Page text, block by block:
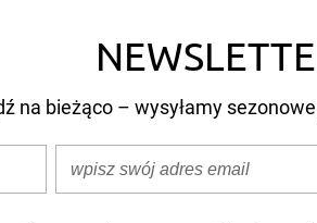
na bieżąco – wysyłamy